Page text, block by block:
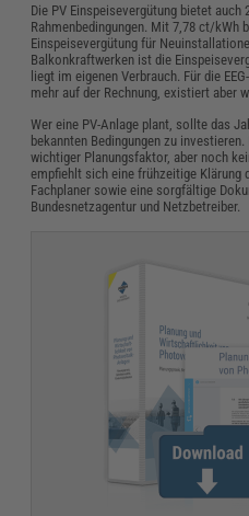
Die PV Einspeisevergütung bietet auch
Rahmenbedingungen. Mit 7,78 ct/kWh
Einspeisevergütung für
Balkonkraftwerken ist die
liegt im eigenen Verbrauch. Für die
mehr auf der Rechnung, existiert aber
Wer eine PV-Anlage plant, sollte das
bekannten Bedingungen zu
wichtiger Planungsfaktor, aber noch
empfiehlt sich eine frühzeitige Klärung
Fachplaner sowie eine sorgfältige
Bundesnetzagentur und Netzbetreiber.